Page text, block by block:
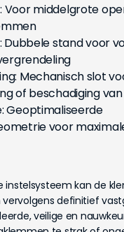
Voor middelgrote
Dubbele stand voor
Mechanisch slot
of beschadiging
Geoptimaliseerde
voor
instelsysteem kan de
definitief
veilige en